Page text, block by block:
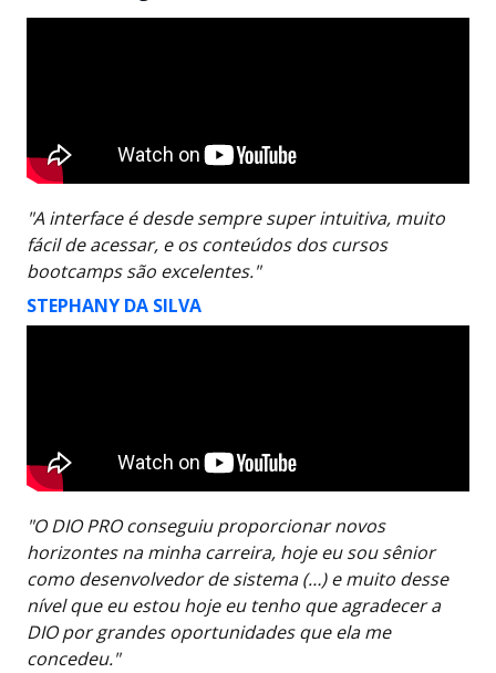
"A interface é desde sempre super intuitiva, muito
fácil de acessar, e os conteúdos dos cursos
bootcamps são excelentes."
STEPHANY DA SILVA
"O DIO PRO conseguiu proporcionar novos
horizontes na minha carreira, hoje eu sou sênior
como desenvolvedor de sistema (…) e muito desse
nível que eu estou hoje eu tenho que agradecer a
DIO por grandes oportunidades que ela me
concedeu."